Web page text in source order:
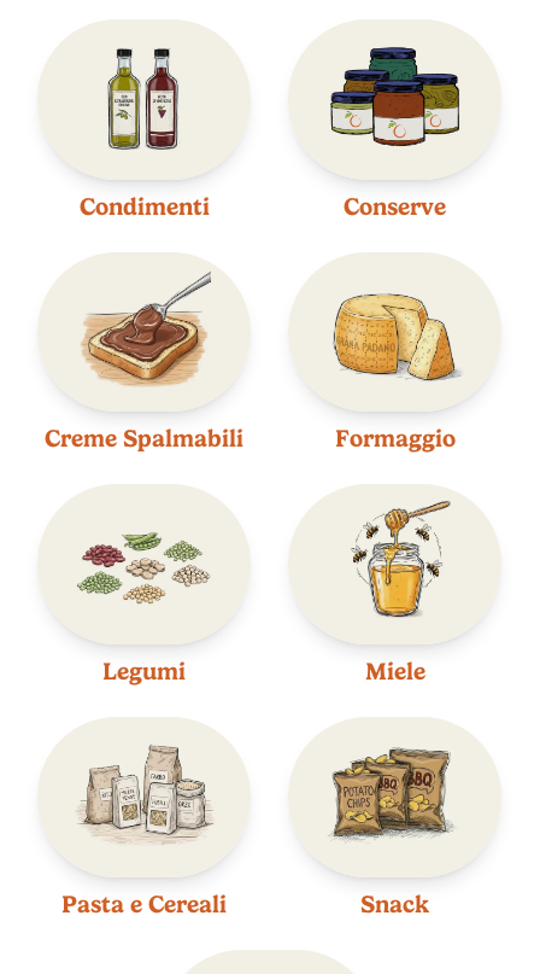
Condimenti Conserve
Creme Spalmabili Formaggio
Legumi Miele
Pasta e Cereali Snack